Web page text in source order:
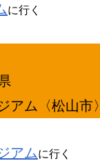
に行く
アム〈松山市〉
アムに行く